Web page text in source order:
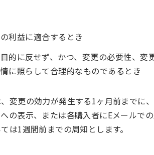
利益に適合するとき
的に反せず、かつ、変更の必要性、変
に照らして合理的なものであるとき
変更の効力が発生する1ヶ月前までに
の表示、または各購入者にEメールでの
は1週間前までの周知とします。